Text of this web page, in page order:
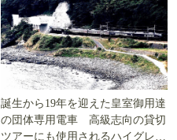
誕生から19年を迎えた皇室御用達
の団体専用電車 高級志向の貸切
ツアーにも使用されるハイグレー